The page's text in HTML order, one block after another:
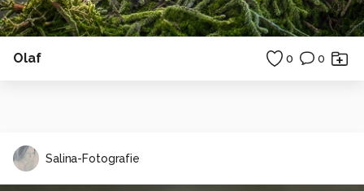
Olaf 0 0
Salina-Fotografie